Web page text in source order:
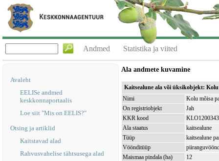
Andmed Statistika ja viited
Avaleht
EELISe andmed
keskkonnaportaalis
Loe siit "Mis on EELIS?"
Otsing ja artiklid
Kaitstavad alad
Rahvusvahelise tähtsusega alad
Ala andmete kuvamine
Kaitsealune ala või üksikobjekt:
Nimi
Kolu mõisa
On registriobjekt
Jah
KKR kood
KLO1200343
Ala staatus
kaitsealune
Tüüp
kaitsealune
Vöönditüüp
Maismaa pindala (ha)
12